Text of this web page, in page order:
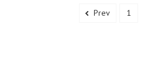
Prev 1